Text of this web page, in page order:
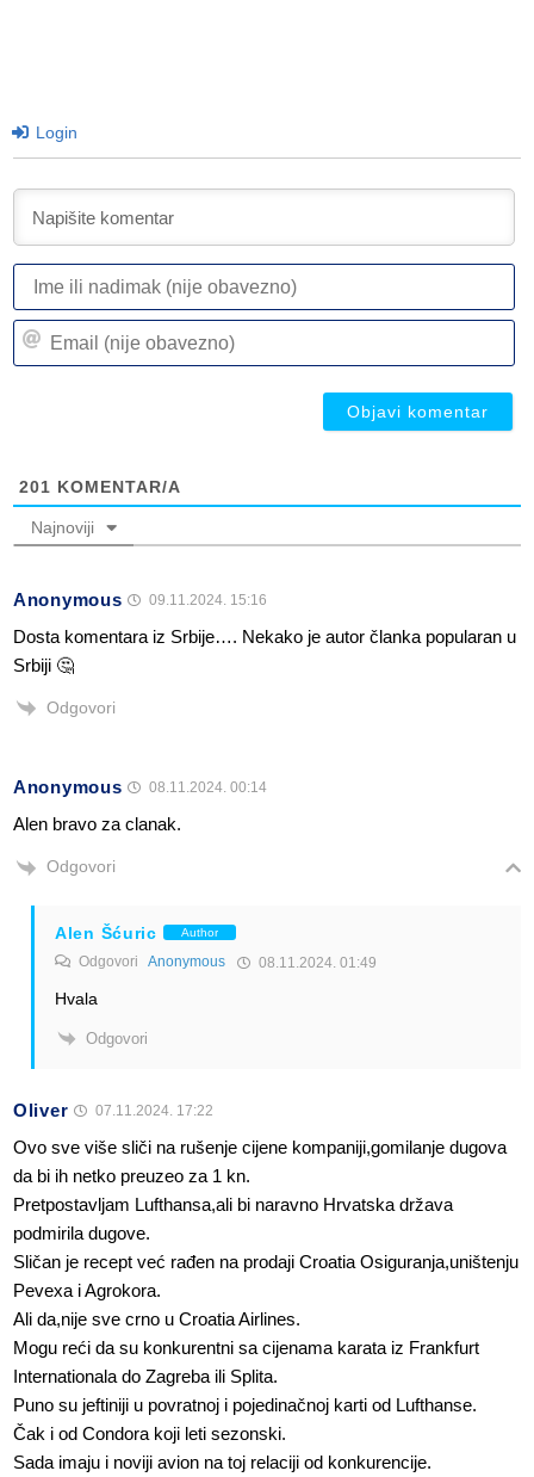
Login
201 KOMENTAR/A
Najnoviji
Anonymous 09.11.2024. 15:16
Dosta komentara iz Srbije…. Nekako je autor članka popularan u
Srbiji 🤔
Odgovori
Anonymous 08.11.2024. 00:14
Alen bravo za clanak.
Odgovori
Alen Šćuric Author
Odgovori Anonymous 08.11.2024. 01:49
Hvala
Odgovori
Oliver 07.11.2024. 17:22
Ovo sve više sliči na rušenje cijene kompaniji,gomilanje dugova
da bi ih netko preuzeo za 1 kn.
Pretpostavljam Lufthansa,ali bi naravno Hrvatska država
podmirila dugove.
Sličan je recept već rađen na prodaji Croatia Osiguranja,uništenju
Pevexa i Agrokora.
Ali da,nije sve crno u Croatia Airlines.
Mogu reći da su konkurentni sa cijenama karata iz Frankfurt
Internationala do Zagreba ili Splita.
Puno su jeftiniji u povratnoj i pojedinačnoj karti od Lufthanse.
Čak i od Condora koji leti sezonski.
Sada imaju i noviji avion na toj relaciji od konkurencije.